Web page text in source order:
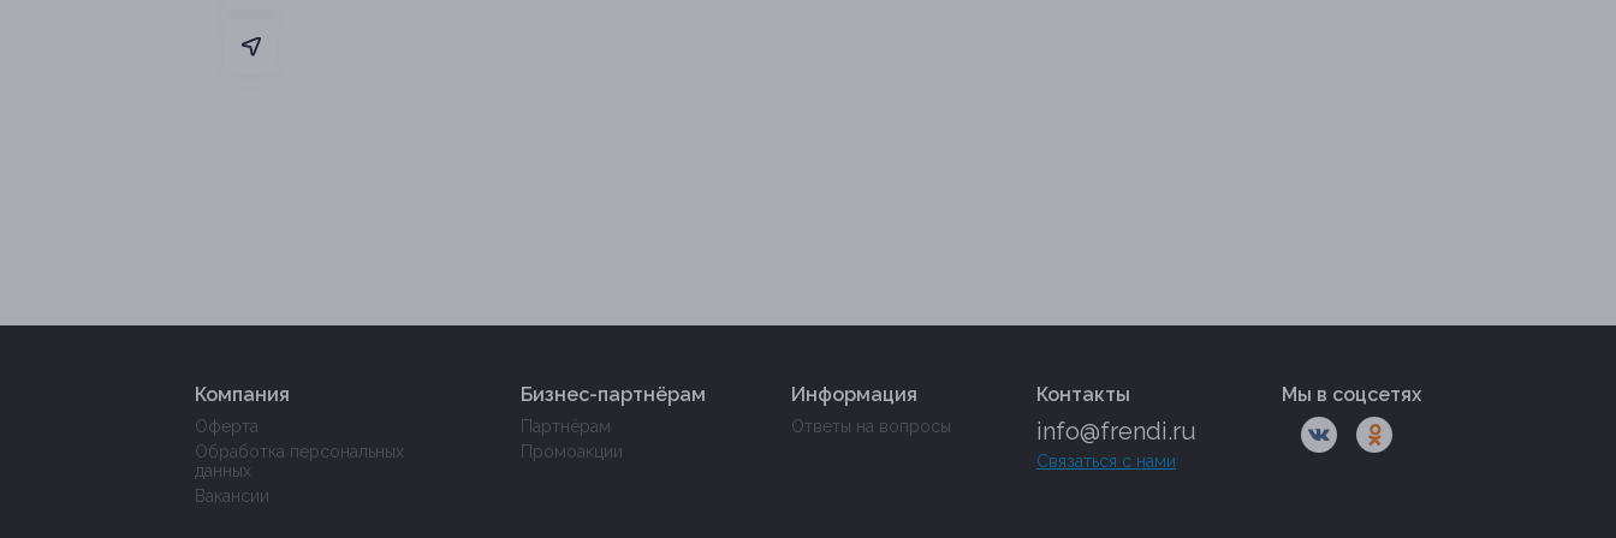
Компания
Оферта
Обработка персональных
данных
Вакансии
Бизнес-партнёрам
Партнёрам
Промоакции
Информация
Ответы на вопросы
Контакты
info@frendi.ru
Связаться с нами
Мы в соцсетях